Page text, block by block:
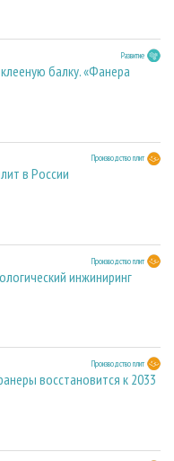
Развитие
балку. «Фанера
Производство плит
в России
Производство плит
инжиниринг
Производство плит
восстановится к 2033